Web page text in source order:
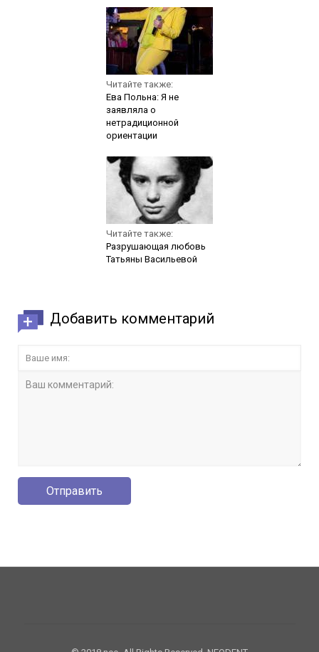
Читайте также:
Ева Польна: Я не
заявляла о
нетрадиционной
ориентации
Читайте также:
Разрушающая любовь
Татьяны Васильевой
Добавить комментарий